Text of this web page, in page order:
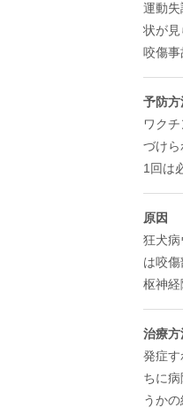
運動
状が
咬傷事
予防方
ワク
づけ
1回は
原因
狂犬
は咬
枢神経
治療方
発症
ちに
うか